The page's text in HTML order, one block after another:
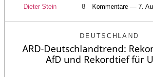
Dieter Stein 8 Kommentare — 7.
DEUTSCHLAND
ARD-Deutschlandtrend:
AfD und Rekordtief für